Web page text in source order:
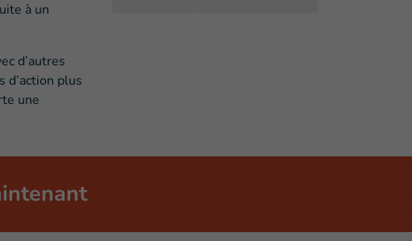
à un
d’autres
d’action plus
une